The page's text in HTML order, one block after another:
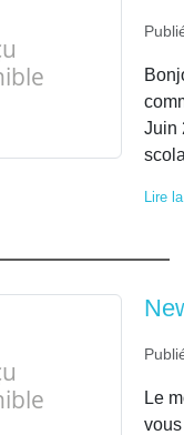
Juin
Lire
Le